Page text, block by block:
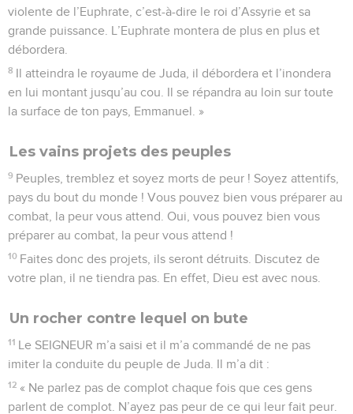
violente de l’Euphrate, c’est-à-dire le roi d’Assyrie et sa
grande puissance. L’Euphrate montera de plus en plus et
débordera.
8 Il atteindra le royaume de Juda, il débordera et l’inondera
en lui montant jusqu’au cou. Il se répandra au loin sur toute
la surface de ton pays, Emmanuel. »
Les vains projets des peuples
9 Peuples, tremblez et soyez morts de peur ! Soyez attentifs,
pays du bout du monde ! Vous pouvez bien vous préparer au
combat, la peur vous attend. Oui, vous pouvez bien vous
préparer au combat, la peur vous attend !
10 Faites donc des projets, ils seront détruits. Discutez de
votre plan, il ne tiendra pas. En effet, Dieu est avec nous.
Un rocher contre lequel on bute
11 Le SEIGNEUR m’a saisi et il m’a commandé de ne pas
imiter la conduite du peuple de Juda. Il m’a dit :
12 « Ne parlez pas de complot chaque fois que ces gens
parlent de complot. N’ayez pas peur de ce qui leur fait peur.